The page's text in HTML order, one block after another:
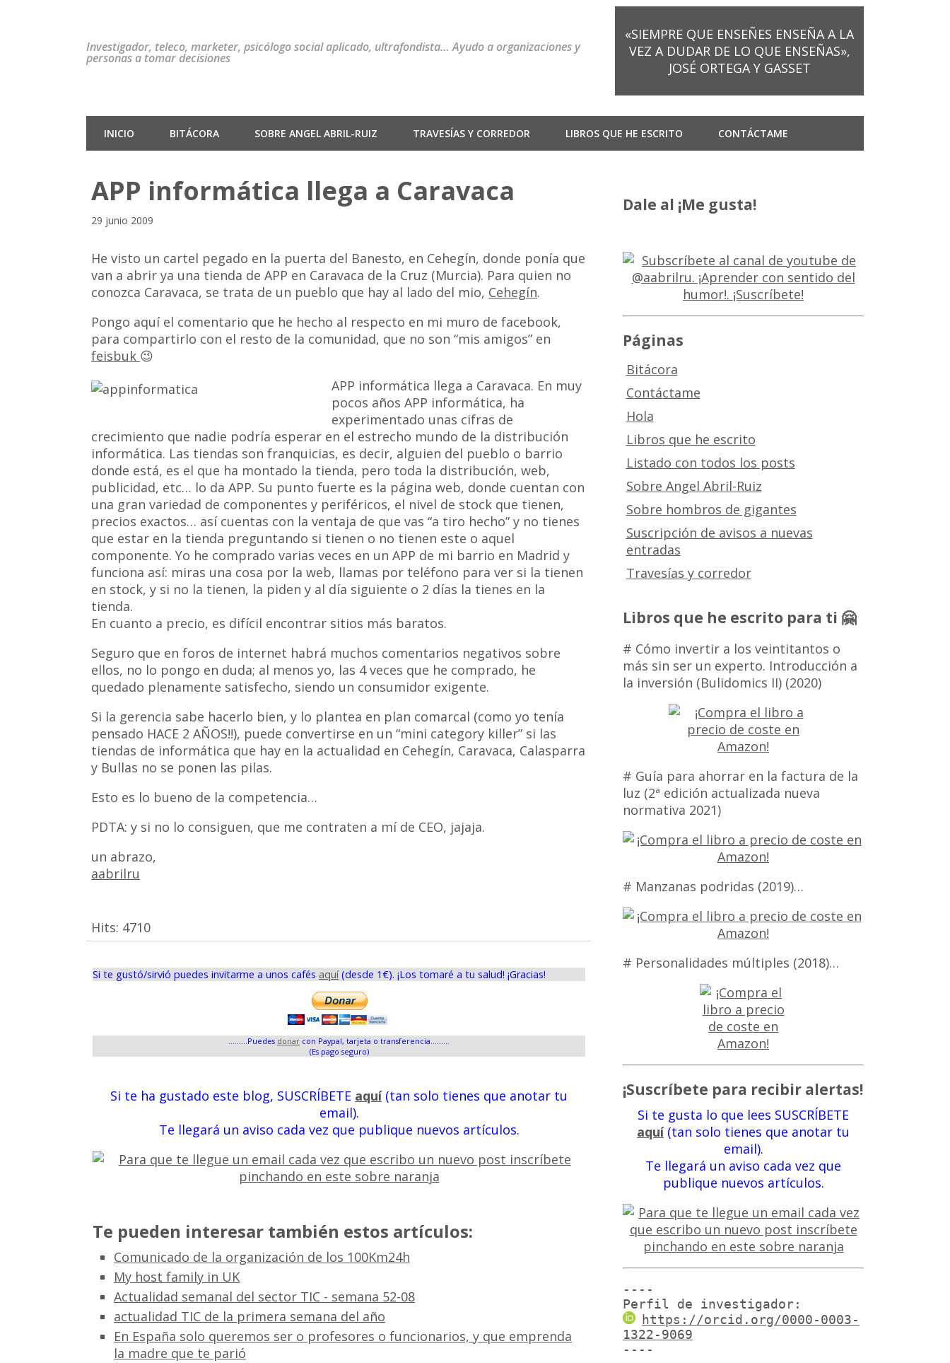
Investigador, teleco, marketer, psicólogo social aplicado, ultrafondista… Ayudo a organizaciones y
personas a tomar decisiones
«SIEMPRE QUE ENSEÑES ENSEÑA A LA
VEZ A DUDAR DE LO QUE ENSEÑAS»,
JOSÉ ORTEGA Y GASSET
INICIO BITÁCORA SOBRE ANGEL ABRIL-RUIZ TRAVESÍAS Y CORREDOR LIBROS QUE HE ESCRITO CONTÁCTAME
APP informática llega a Caravaca
29 junio 2009
He visto un cartel pegado en la puerta del Banesto, en Cehegín, donde ponía que
van a abrir ya una tienda de APP en Caravaca de la Cruz (Murcia). Para quien no
conozca Caravaca, se trata de un pueblo que hay al lado del mio, Cehegín.
Pongo aquí el comentario que he hecho al respecto en mi muro de facebook,
para compartirlo con el resto de la comunidad, que no son “mis amigos” en
feisbuk 😉
APP informática llega a Caravaca. En muy
pocos años APP informática, ha
experimentado unas cifras de
crecimiento que nadie podría esperar en el estrecho mundo de la distribución
informática. Las tiendas son franquicias, es decir, alguien del pueblo o barrio
donde está, es el que ha montado la tienda, pero toda la distribución, web,
publicidad, etc… lo da APP. Su punto fuerte es la página web, donde cuentan con
una gran variedad de componentes y periféricos, el nivel de stock que tienen,
precios exactos… así cuentas con la ventaja de que vas “a tiro hecho” y no tienes
que estar en la tienda preguntando si tienen o no tienen este o aquel
componente. Yo he comprado varias veces en un APP de mi barrio en Madrid y
funciona así: miras una cosa por la web, llamas por teléfono para ver si la tienen
en stock, y si no la tienen, la piden y al día siguiente o 2 días la tienes en la
tienda.
En cuanto a precio, es difícil encontrar sitios más baratos.
Seguro que en foros de internet habrá muchos comentarios negativos sobre
ellos, no lo pongo en duda; al menos yo, las 4 veces que he comprado, he
quedado plenamente satisfecho, siendo un consumidor exigente.
Si la gerencia sabe hacerlo bien, y lo plantea en plan comarcal (como yo tenía
pensado HACE 2 AÑOS!!), puede convertirse en un “mini category killer” si las
tiendas de informática que hay en la actualidad en Cehegín, Caravaca, Calasparra
y Bullas no se ponen las pilas.
Esto es lo bueno de la competencia…
PDTA: y si no lo consiguen, que me contraten a mí de CEO, jajaja.
un abrazo,
aabrilru
Hits: 4710
Si te gustó/sirvió puedes invitarme a unos cafés aquí(desde 1€). ¡Los tomaré a tu salud! ¡Gracias!
.........Puedes donar con Paypal, tarjeta o transferencia.........
(Es pago seguro)
Si te ha gustado este blog, SUSCRÍBETE aquí(tan solo tienes que anotar tu
email).
Te llegará un aviso cada vez que publique nuevos artículos.
Te pueden interesar también estos artículos:
Comunicado de la organización de los 100Km24h
My host family in UK
Actualidad semanal del sector TIC - semana 52-08
actualidad TIC de la primera semana del año
En España solo queremos ser o profesores o funcionarios, y que emprenda
la madre que te parió
Dale al ¡Me gusta!
Páginas
Bitácora
Contáctame
Hola
Libros que he escrito
Listado con todos los posts
Sobre Angel Abril-Ruiz
Sobre hombros de gigantes
Suscripción de avisos a nuevas
entradas
Travesías y corredor
Libros que he escrito para ti 🤗
# Cómo invertir a los veintitantos o
más sin ser un experto. Introducción a
la inversión (Bulidomics II) (2020)
# Guía para ahorrar en la factura de la
luz (2ª edición actualizada nueva
normativa 2021)
# Manzanas podridas (2019)…
# Personalidades múltiples (2018)…
¡Suscríbete para recibir alertas!
Si te gusta lo que lees SUSCRÍBETE
aquí(tan solo tienes que anotar tu
email).
Te llegará un aviso cada vez que
publique nuevos artículos.
----
Perfil de investigador:
https://orcid.org/0000-0003-
1322-9069
----